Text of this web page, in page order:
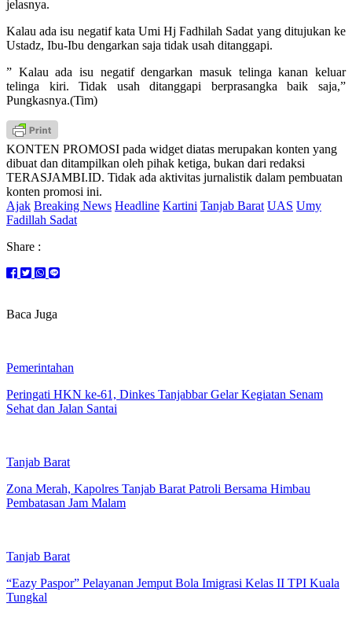
jelasnya.
Kalau ada isu negatif kata Umi Hj Fadhilah Sadat yang ditujukan ke
Ustadz, Ibu-Ibu dengarkan saja tidak usah ditanggapi.
” Kalau ada isu negatif dengarkan masuk telinga kanan keluar
telinga kiri. Tidak usah ditanggapi berprasangka baik saja,”
Pungkasnya.(Tim)
KONTEN PROMOSI pada widget diatas merupakan konten yang
dibuat dan ditampilkan oleh pihak ketiga, bukan dari redaksi
TERASJAMBI.ID. Tidak ada aktivitas jurnalistik dalam pembuatan
konten promosi ini.
Ajak Breaking News Headline Kartini Tanjab Barat UAS Umy
Fadillah Sadat
Share :
Baca Juga
Pemerintahan
Peringati HKN ke-61, Dinkes Tanjabbar Gelar Kegiatan Senam
Sehat dan Jalan Santai
Tanjab Barat
Zona Merah, Kapolres Tanjab Barat Patroli Bersama Himbau
Pembatasan Jam Malam
Tanjab Barat
“Eazy Paspor” Pelayanan Jemput Bola Imigrasi Kelas II TPI Kuala
Tungkal